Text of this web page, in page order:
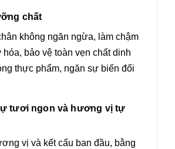
chất
không ngăn ngừa, làm chậm
hóa, bảo vệ toàn vẹn chất dinh
thực phẩm, ngăn sự biến đổi
tươi ngon và hương vị tự
vị và kết cấu ban đầu, bằng